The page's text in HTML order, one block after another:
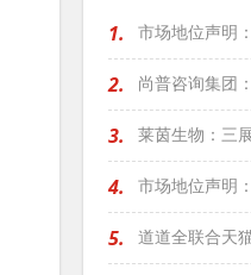
1. 市场地位声明
2. 尚普咨询集团
3. 莱茵生物：三
4. 市场地位声明
5. 道道全联合天